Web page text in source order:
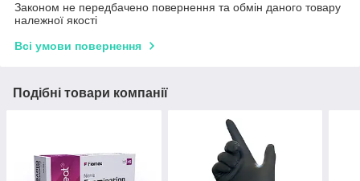
Законом не передбачено повернення та обмін даного товару
належної якості
Всі умови повернення
Подібні товари компанії